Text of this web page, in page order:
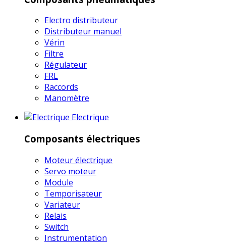
Electro distributeur
Distributeur manuel
Vérin
Filtre
Régulateur
FRL
Raccords
Manomètre
Electrique
Composants électriques
Moteur électrique
Servo moteur
Module
Temporisateur
Variateur
Relais
Switch
Instrumentation